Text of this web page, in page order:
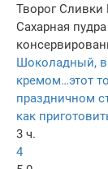
Творог Сливки
Сахарная пудра
Шоколадный,
кремом…этот
праздничном
как
3 ч.
4